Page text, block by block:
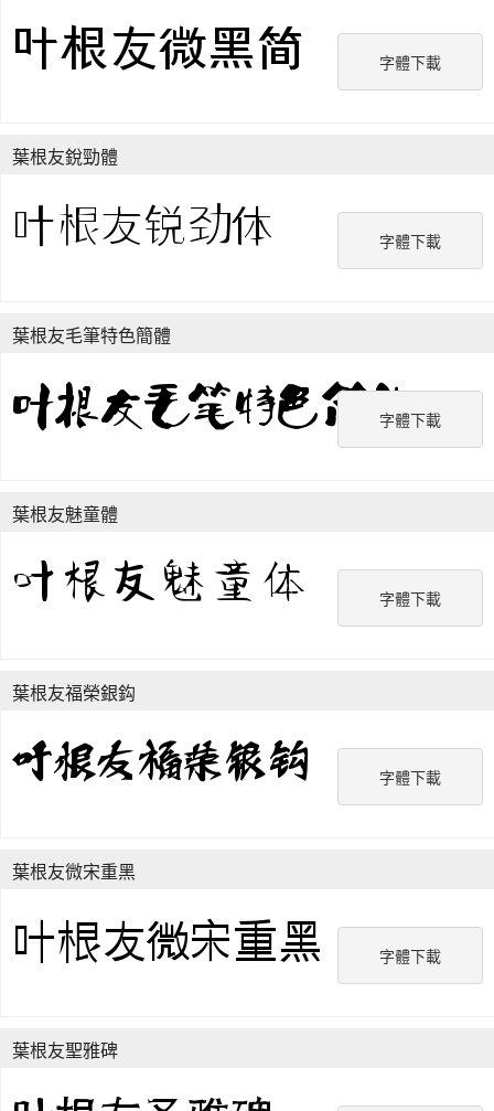
字體下載
字體下載
葉根友銳勁體
字體下載
葉根友毛筆特色簡體
字體下載
葉根友魅童體
字體下載
葉根友福榮銀鈎
字體下載
葉根友微宋重黑
葉根友聖雅碑